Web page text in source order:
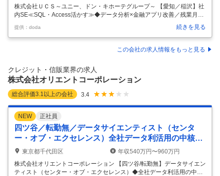
株式会社ＵＣＳ～ユニー、ドン・キホーテグループ～ 【愛知／稲沢】社
内SE≪SQL・Access活かす≫◆データ分析×金融アプリ改善／残業月5H
【仕事内容】 【愛知／稲沢】社内SE≪SQL・Access活かす≫◆データ
分析×金融アプリ改善／残業月5H 【具体的な仕事内容】 ★SQL／Acces
sスキルを活かし、データ分析×アプリ改善に携われる社内SEポジション
★ドン・キホーテグループの安定基盤×300万人規模サービスに関与 ★
へステップアップ可能 ■募集背景 クレジットカードサービスの内製化を
進めており、 データ活用やアプリ
提供：doda 続きを見る
この会社の求人情報をもっと見る
クレジット・信販業界の求人
株式会社オリエントコーポレーション
総合評価3.1 以上の会社 3.4
NEW 正社員
四ツ谷／転勤無／データサイエンティスト（センタ
ー・オブ・エクセレンス）全社データ利活用の中核部
門 東京都千代田区
年収540万円〜960万円
株式会社オリエントコーポレーション 【四ツ谷/転勤無】データサイエン
ティスト（センター・オブ・エクセレンス）◆全社データ利活用の中核